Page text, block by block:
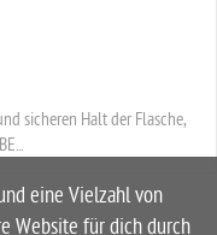
sicheren Halt der Flasche,
eine Vielzahl von
Website für dich durch